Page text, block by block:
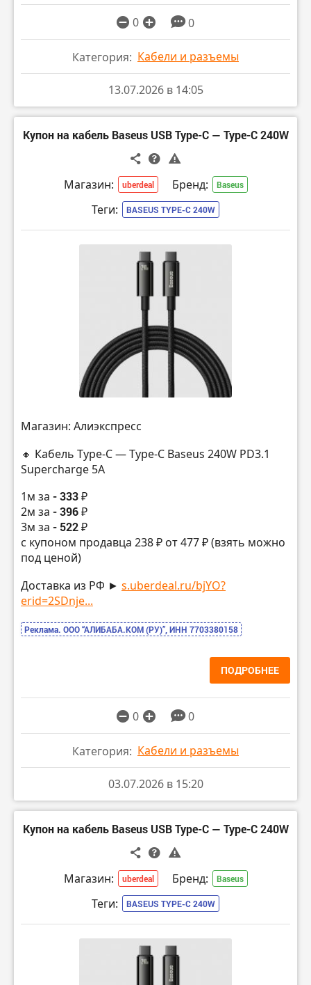
0 0
Категория: Кабели и разъемы
13.07.2026 в 14:05
Купон на кабель Baseus USB Type-C — Type-C 240W
Магазин: uberdeal Бренд: Baseus
Теги: BASEUS TYPE-C 240W
Магазин: Алиэкспресс
🔸 Кабель Type-C — Type-C Baseus 240W PD3.1
Supercharge 5A
1м за - 333 ₽
2м за - 396 ₽
3м за - 522 ₽
с купоном продавца 238 ₽ от 477 ₽ (взять можно
под ценой)
Доставка из РФ ► s.uberdeal.ru/bjYO?
erid=2SDnje...
Реклама. ООО “АЛИБАБА.КОМ (РУ)”, ИНН 7703380158
ПОДРОБНЕЕ
0 0
Категория: Кабели и разъемы
03.07.2026 в 15:20
Купон на кабель Baseus USB Type-C — Type-C 240W
Магазин: uberdeal Бренд: Baseus
Теги: BASEUS TYPE-C 240W